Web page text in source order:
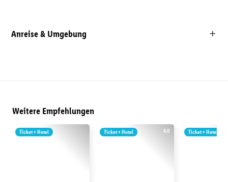
Anreise & Umgebung
Weitere Empfehlungen
Ticket + Hotel 4.0
Ticket + Hotel Ticket + Hotel